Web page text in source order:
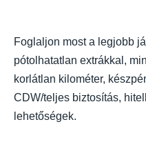
Foglaljon most a legjobb
pótolhatatlan extrákkal,
korlátlan kilométer,
CDW/teljes biztosítás,
lehetőségek.